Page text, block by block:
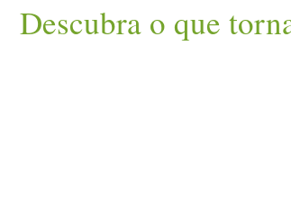
Descubra o que